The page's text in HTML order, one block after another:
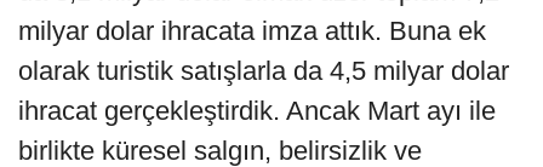
milyar dolar ihracata imza attık. Buna ek
olarak turistik satışlarla da 4,5 milyar dolar
ihracat gerçekleştirdik. Ancak Mart ayı ile
birlikte küresel salgın, belirsizlik ve